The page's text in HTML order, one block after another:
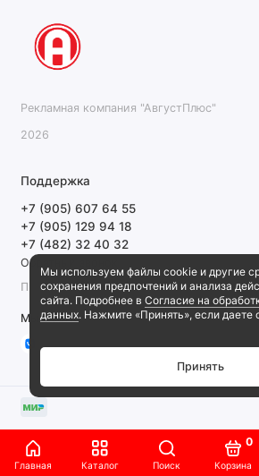
Главная Каталог Поиск Корзина
0
Мы используем файлы cookie и другие
сохранения предпочтений и анализа
сайта. Подробнее в Согласие на
данных. Нажмите «Принять», если даете
Принять
Рекламная компания "АвгустПлюс"
2026
Поддержка
+7 (905) 607 64 55
+7 (905) 129 94 18
+7 (482) 32 40 32
Обратный звонок
ПН-ПТ 9:00-18:00 СБ, ВС выходной
Мы в сети